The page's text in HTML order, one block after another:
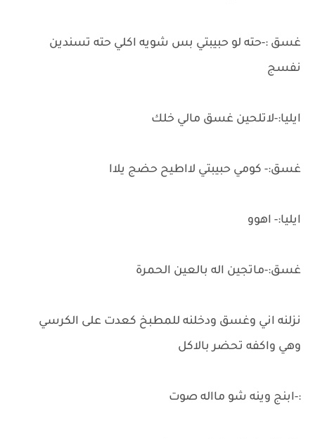
غسق :-حته لو حبيبتي بس شويه اكلي حته تسندين
نفسج
ايليا:-لاتلحين غسق مالي خلك
غسق:- كومي حبيبتي لااطيح حضج يلاا
ايليا:- اهوو
غسق:-ماتجين اله بالعين الحمرة
نزلنه اني وغسق ودخلنه للمطبخ كعدت على الكرسي
وهي واكفه تحضر بالاكل
:-ابنج وينه شو مااله صوت